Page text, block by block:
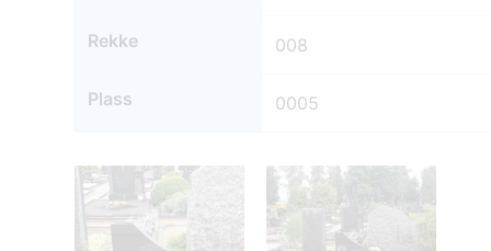
Rekke 008
Plass 0005